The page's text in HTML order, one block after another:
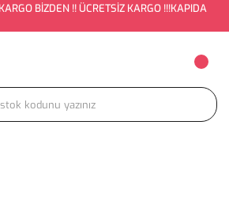
BİZDEN !! ÜCRETSİZ KARGO !!!KAPIDA